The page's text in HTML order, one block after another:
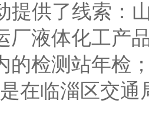
提供了线索：
厂液体化工产
的检测站年检
在临淄区交